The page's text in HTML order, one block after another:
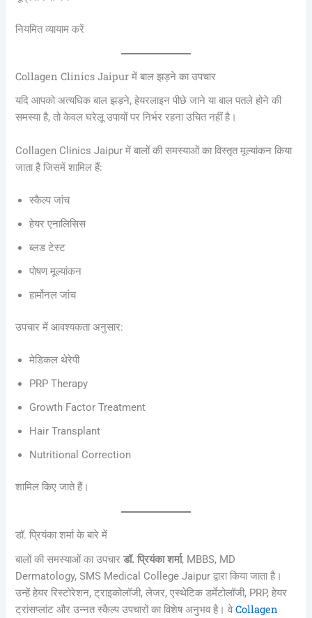
नियमित व्यायाम करें
Collagen Clinics Jaipur में बाल झड़ने का उपचार
यदि आपको अत्यधिक बाल झड़ने, हेयरलाइन पीछे जाने या बाल पतले होने की
समस्या है, तो केवल घरेलू उपायों पर निर्भर रहना उचित नहीं है।
Collagen Clinics Jaipur में बालों की समस्याओं का विस्तृत मूल्यांकन किया
जाता है जिसमें शामिल हैं:
स्कैल्प जांच
हेयर एनालिसिस
ब्लड टेस्ट
पोषण मूल्यांकन
हार्मोनल जांच
उपचार में आवश्यकता अनुसार:
मेडिकल थेरेपी
PRP Therapy
Growth Factor Treatment
Hair Transplant
Nutritional Correction
शामिल किए जाते हैं।
डॉ. प्रियंका शर्मा के बारे में
बालों की समस्याओं का उपचारडॉ. प्रियंका शर्मा, MBBS, MD
Dermatology, SMS Medical College Jaipur द्वारा किया जाता है।
उन्हें हेयर रिस्टोरेशन, ट्राइकोलॉजी, लेजर, एस्थेटिक डर्मेटोलॉजी, PRP, हेयर
ट्रांसप्लांट और उन्नत स्कैल्प उपचारों का विशेष अनुभव है। वेCollagen